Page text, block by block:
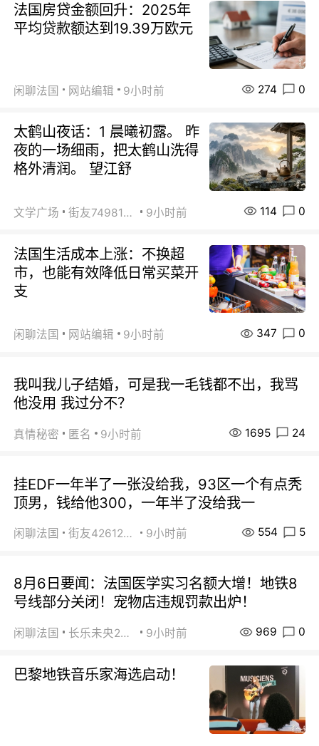
法国房贷金额回升：2025年
平均贷款额达到19.39万欧元
闲聊法国 网站编辑 9小时前 274 0
太鹤山夜话：1 晨曦初露。 昨
夜的一场细雨，把太鹤山洗得
格外清润。 望江舒
文学广场 街友74981146 9小时前 114 0
法国生活成本上涨：不换超
市，也能有效降低日常买菜开
支
闲聊法国 网站编辑 9小时前 347 0
我叫我儿子结婚，可是我一毛钱都不出，我骂
他没用 我过分不？
真情秘密 匿名 9小时前 1695 24
挂EDF一年半了一张没给我，93区一个有点秃
顶男，钱给他300，一年半了没给我一
闲聊法国 街友42612092 9小时前 554 5
8月6日要闻：法国医学实习名额大增！地铁8
号线部分关闭！宠物店违规罚款出炉！
闲聊法国 长乐未央2015 9小时前 969 0
巴黎地铁音乐家海选启动！